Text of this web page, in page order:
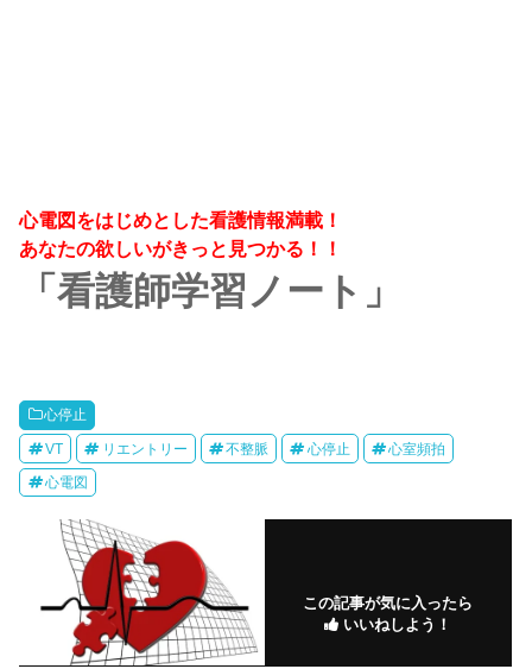
心電図をはじめとした看護情報満載！
あなたの欲しいがきっと見つかる！！
「看護師学習ノート」
心停止
VT リエントリー 不整脈 心停止 心室頻拍
心電図
この記事が気に入ったら
いいねしよう！